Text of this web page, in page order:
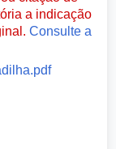
a indicação
Consulte a